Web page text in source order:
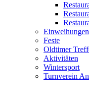
Einweihungen
Feste
Oldtimer
Aktivitäten
Wintersport
Turnverein